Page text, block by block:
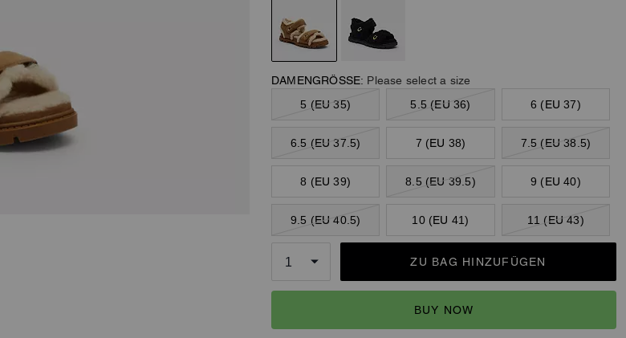
DAMENGRÖSSE: Please select a size
5 (EU 35)
5.5 (EU 36) 6 (EU 37)
6.5 (EU 37.5) 7 (EU 38) 7.5 (EU 38.5)
8 (EU 39) 8.5 (EU 39.5) 9 (EU 40)
9.5 (EU 40.5) 10 (EU 41) 11 (EU 43)
ZU BAG HINZUFÜGEN
BUY NOW